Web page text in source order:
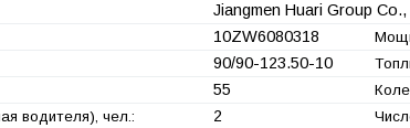
Jiangmen Huari Group Co.,
10ZW6080318
90/90-123.50-10
55
водителя), чел.: 2